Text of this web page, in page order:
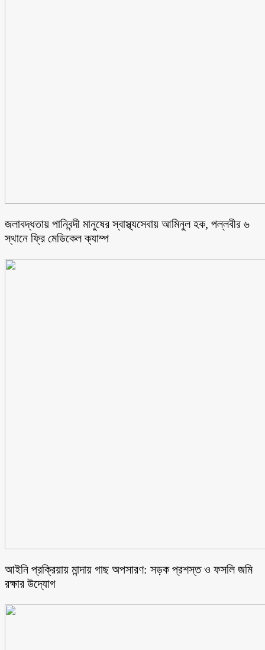
জলাবদ্ধতায় পানিবন্দী মানুষের স্বাস্থ্যসেবায় আমিনুল হক, পল্লবীর ৬
স্থানে ফ্রি মেডিকেল ক্যাম্প
আইনি প্রক্রিয়ায় মান্দায় গাছ অপসারণ: সড়ক প্রশস্ত ও ফসলি জমি
রক্ষার উদ্যোগ